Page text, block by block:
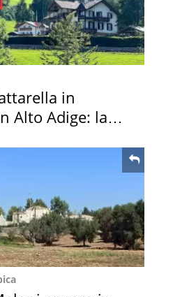
in
Alto Adige: la